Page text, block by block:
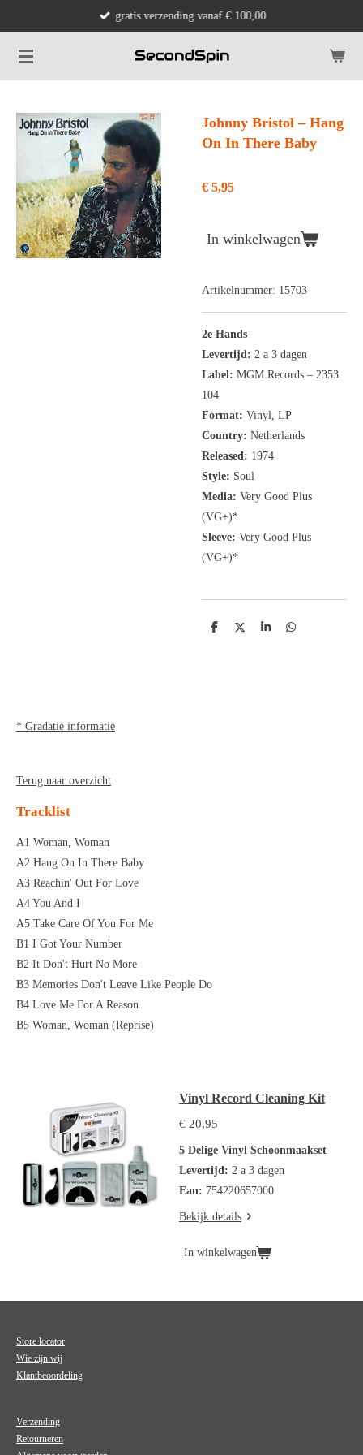
naar
de
gratis verzending vanaf € 100,00
Johnny Bristol ‎– Hang
On In There Baby
€ 5,95
In winkelwagen
Artikelnummer: 15703
2e Hands
Levertijd: 2 a 3 dagen
Label: MGM Records ‎– 2353
104
Format: Vinyl, LP
Country: Netherlands
Released: 1974
Style: Soul
Media: Very Good Plus
(VG+)*
Sleeve: Very Good Plus
(VG+)*
D
D
S
D
* Gradatie informatie
Terug naar overzicht
Tracklist
A1 Woman, Woman
A2 Hang On In There Baby
A3 Reachin' Out For Love
A4 You And I
A5 Take Care Of You For Me
B1 I Got Your Number
B2 It Don't Hurt No More
B3 Memories Don't Leave Like People Do
B4 Love Me For A Reason
B5 Woman, Woman (Reprise)
Vinyl Record Cleaning Kit
€ 20,95
5 Delige Vinyl Schoonmaakset
Levertijd: 2 a 3 dagen
Ean: 754220657000
Bekijk details
In winkelwagen
Store locator
Wie zijn wij
Klantbeoordeling
Verzending
Retourneren